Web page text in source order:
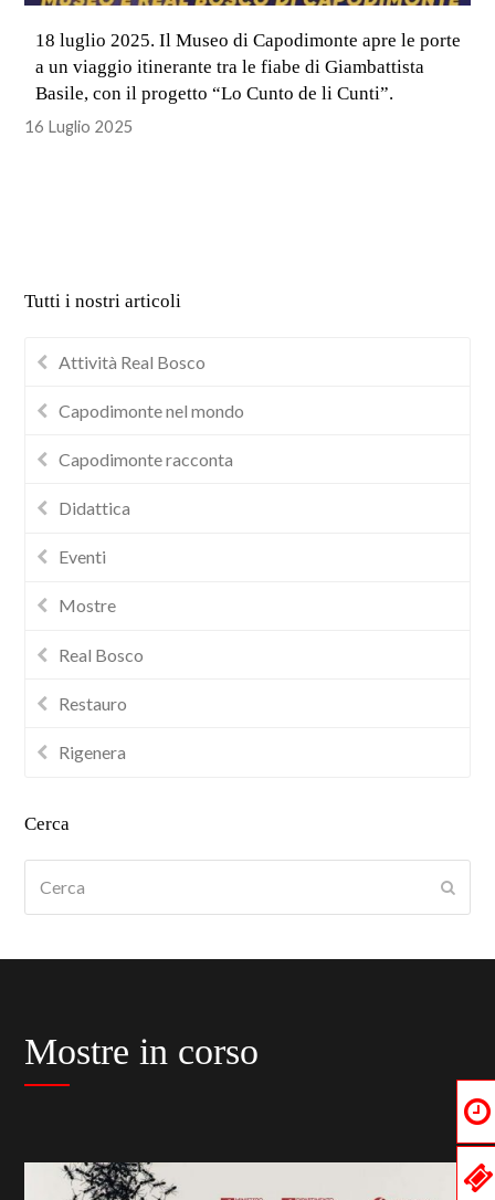
18 luglio 2025. Il Museo di Capodimonte apre le porte
a un viaggio itinerante tra le fiabe di Giambattista
Basile, con il progetto “Lo Cunto de li Cunti”.
16 Luglio 2025
Tutti i nostri articoli
Attività Real Bosco
Capodimonte nel mondo
Capodimonte racconta
Didattica
Eventi
Mostre
Real Bosco
Restauro
Rigenera
Cerca
Mostre in corso